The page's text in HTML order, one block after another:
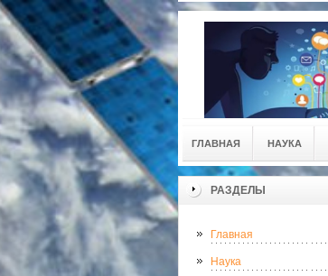
ГЛАВНАЯ НАУКА
РАЗДЕЛЫ
Главная
Наука